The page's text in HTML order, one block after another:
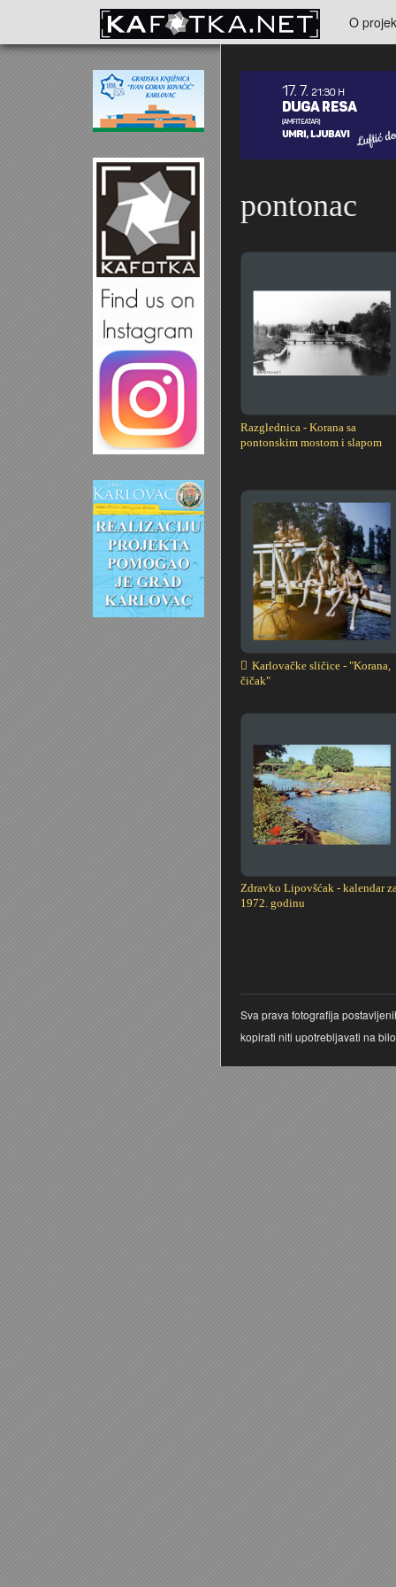
Skoči na glavni sadržaj
O
Kontakt
pontonac
Razglednica - Korana sa
pontonskim mostom i slapom
Karlovačke sličice - "Korana,
čičak"
Zdravko Lipovšćak - kalendar
1972. godinu
Sva prava fotografija
kopirati niti upotrebljavati na